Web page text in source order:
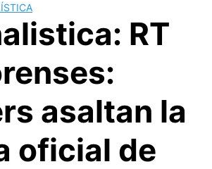
RT
asaltan la
oficial de